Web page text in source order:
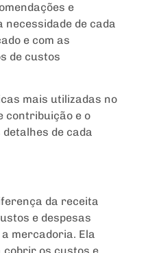
e
necessidade de cada
e com as
de custos
mais utilizadas no
contribuição e o
de cada
da receita
e despesas
mercadoria. Ela